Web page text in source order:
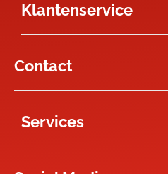
Klantenservice
Contact
Services